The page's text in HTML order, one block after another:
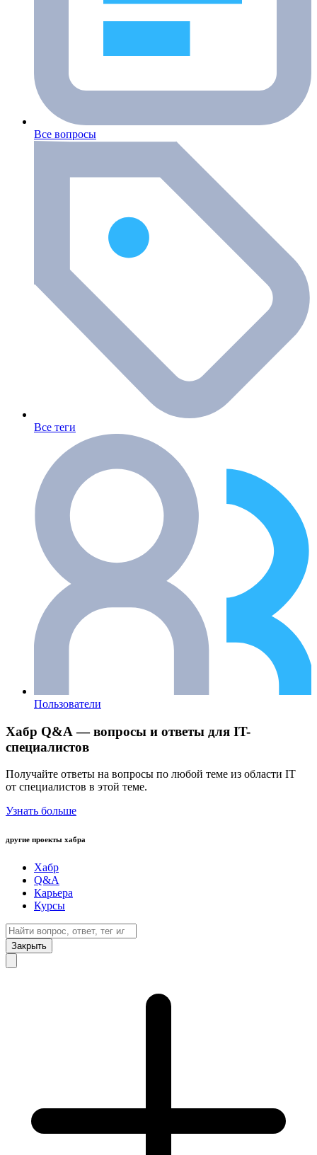
Все вопросы
Все теги
Пользователи
Хабр Q&A — вопросы и ответы для IT-
специалистов
Получайте ответы на вопросы по любой теме из области IT
от специалистов в этой теме.
Узнать больше
другие проекты хабра
Хабр
Q&A
Карьера
Курсы
Закрыть